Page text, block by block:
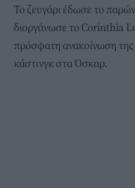
Το ζευγάρι έδωσε το
διοργάνωσε το Corinthia
πρόσφατη ανακοίνωση της
κάστινγκ στα Όσκαρ.